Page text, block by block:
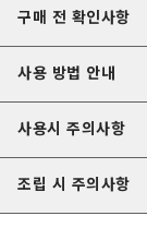
구매 전 확인사항
사용 방법 안내
사용시 주의사항
조립 시 주의사항